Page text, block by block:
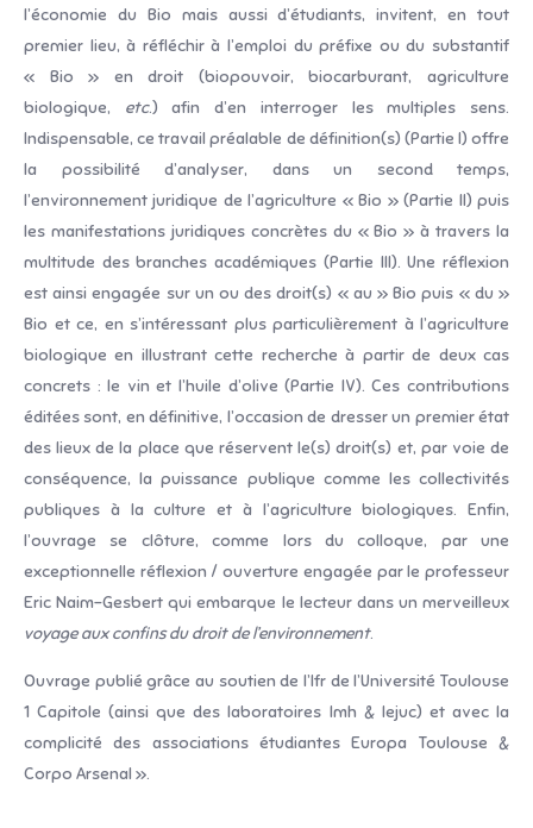
l’économie du Bio mais aussi d’étudiants, invitent, en tout
premier lieu, à réfléchir à l’emploi du préfixe ou du substantif
« Bio » en droit (biopouvoir, biocarburant, agriculture
biologique, etc.) afin d’en interroger les multiples sens.
Indispensable, ce travail préalable de définition(s) (Partie I) offre
la possibilité d’analyser, dans un second temps,
l’environnement juridique de l’agriculture « Bio » (Partie II) puis
les manifestations juridiques concrètes du « Bio » à travers la
multitude des branches académiques (Partie III). Une réflexion
est ainsi engagée sur un ou des droit(s) « au » Bio puis « du »
Bio et ce, en s’intéressant plus particulièrement à l’agriculture
biologique en illustrant cette recherche à partir de deux cas
concrets : le vin et l’huile d’olive (Partie IV). Ces contributions
éditées sont, en définitive, l’occasion de dresser un premier état
des lieux de la place que réservent le(s) droit(s) et, par voie de
conséquence, la puissance publique comme les collectivités
publiques à la culture et à l’agriculture biologiques. Enfin,
l’ouvrage se clôture, comme lors du colloque, par une
exceptionnelle réflexion / ouverture engagée par le professeur
Eric Naim-Gesbert qui embarque le lecteur dans un merveilleux
voyage aux confins du droit de l’environnement.
Ouvrage publié grâce au soutien de l’Ifr de l’Université Toulouse
1 Capitole (ainsi que des laboratoires Imh & Iejuc) et avec la
complicité des associations étudiantes Europa Toulouse &
Corpo Arsenal ».